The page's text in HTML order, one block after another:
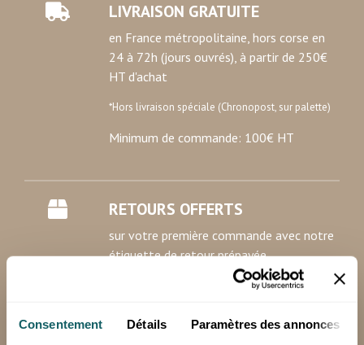
Consentement Détails Paramètres des annonces
LIVRAISON GRATUITE
en France métropolitaine, hors corse en
24 à 72h (jours ouvrés), à partir de 250€
HT d'achat
*Hors livraison spéciale (Chronopost, sur palette)
Minimum de commande: 100€ HT
RETOURS OFFERTS
sur votre première commande avec notre
étiquette de retour prépayée
PAIEMENT SECURISE